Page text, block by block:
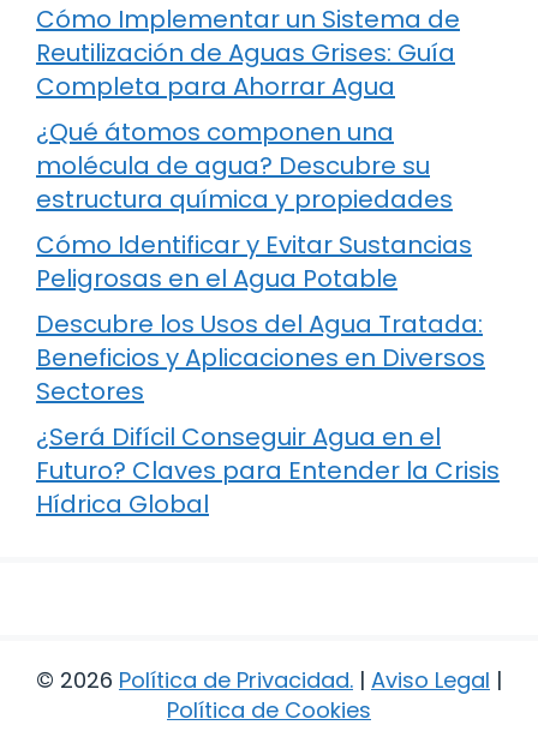
Cómo Implementar un Sistema de
Reutilización de Aguas Grises: Guía
Completa para Ahorrar Agua
¿Qué átomos componen una
molécula de agua? Descubre su
estructura química y propiedades
Cómo Identificar y Evitar Sustancias
Peligrosas en el Agua Potable
Descubre los Usos del Agua Tratada:
Beneficios y Aplicaciones en Diversos
Sectores
¿Será Difícil Conseguir Agua en el
Futuro? Claves para Entender la Crisis
Hídrica Global
© 2026 Política de Privacidad. | Aviso Legal |
Política de Cookies